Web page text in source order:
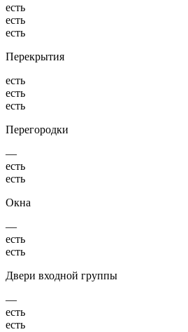
есть
есть
есть
Перекрытия
есть
есть
есть
Перегородки
—
есть
есть
Окна
—
есть
есть
Двери входной группы
—
есть
есть